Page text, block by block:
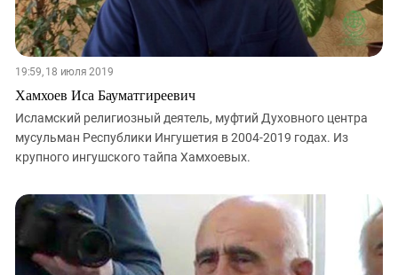
19:59, 18 июля 2019
Хамхоев Иса Бауматгиреевич
Исламский религиозный деятель, муфтий Духовного центра
мусульман Республики Ингушетия в 2004-2019 годах. Из
крупного ингушского тайпа Хамхоевых.